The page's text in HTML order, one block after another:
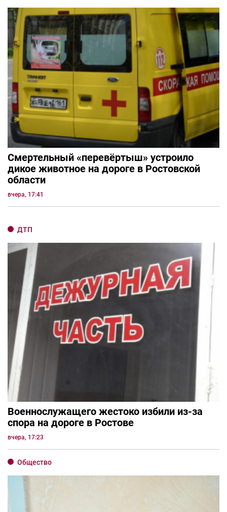
Смертельный «перевёртыш» устроило
дикое животное на дороге в Ростовской
области
вчера, 17:41
ДТП
Военнослужащего жестоко избили из-за
спора на дороге в Ростове
вчера, 17:23
Общество